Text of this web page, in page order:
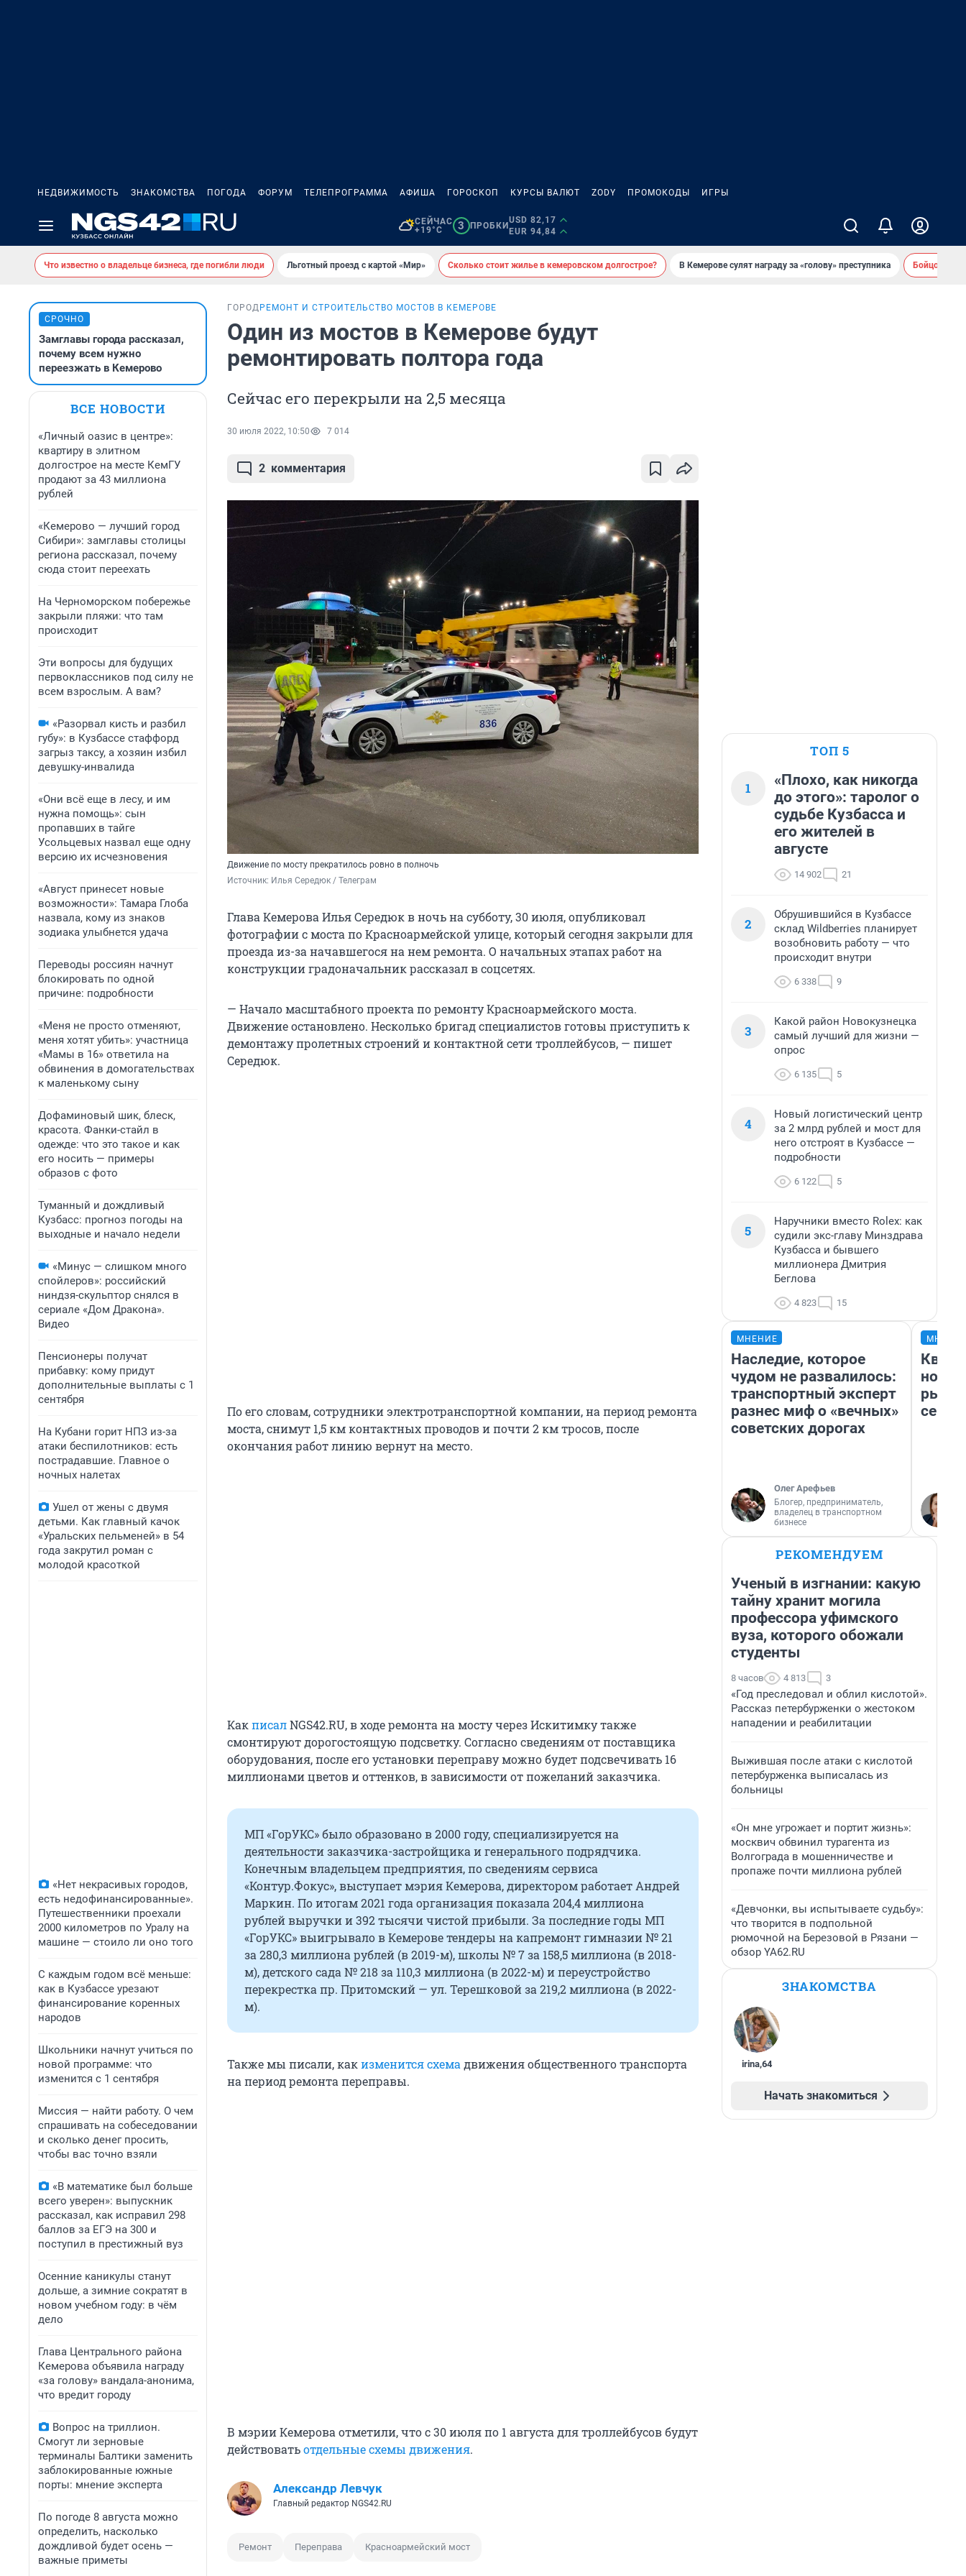
НЕДВИЖИМОСТЬ ЗНАКОМСТВА ПОГОДА ФОРУМ ТЕЛЕПРОГРАММА АФИША ГОРОСКОП КУРСЫ ВАЛЮТ ZODY ПРОМОКОДЫ ИГРЫ
СЕЙЧАС
+19°C
3 ПРОБКИ
USD 82,17
EUR 94,84
Что известно о владельце бизнеса, где погибли люди Льготный проезд с картой «Мир» Сколько стоит жилье в кемеровском долгострое? В Кемерове сулят награду за «голову» преступника Бойцовский
СРОЧНО
Замглавы города рассказал,
почему всем нужно
переезжать в Кемерово
ВСЕ НОВОСТИ
«Личный оазис в центре»:
квартиру в элитном
долгострое на месте КемГУ
продают за 43 миллиона
рублей
«Кемерово — лучший город
Сибири»: замглавы столицы
региона рассказал, почему
сюда стоит переехать
На Черноморском побережье
закрыли пляжи: что там
происходит
Эти вопросы для будущих
первоклассников под силу не
всем взрослым. А вам?
«Разорвал кисть и разбил
губу»: в Кузбассе стаффорд
загрыз таксу, а хозяин избил
девушку-инвалида
«Они всё еще в лесу, и им
нужна помощь»: сын
пропавших в тайге
Усольцевых назвал еще одну
версию их исчезновения
«Август принесет новые
возможности»: Тамара Глоба
назвала, кому из знаков
зодиака улыбнется удача
Переводы россиян начнут
блокировать по одной
причине: подробности
«Меня не просто отменяют,
меня хотят убить»: участница
«Мамы в 16» ответила на
обвинения в домогательствах
к маленькому сыну
Дофаминовый шик, блеск,
красота. Фанки-стайл в
одежде: что это такое и как
его носить — примеры
образов с фото
Туманный и дождливый
Кузбасс: прогноз погоды на
выходные и начало недели
«Минус — слишком много
спойлеров»: российский
ниндзя-скульптор снялся в
сериале «Дом Дракона».
Видео
Пенсионеры получат
прибавку: кому придут
дополнительные выплаты с 1
сентября
На Кубани горит НПЗ из-за
атаки беспилотников: есть
пострадавшие. Главное о
ночных налетах
Ушел от жены с двумя
детьми. Как главный качок
«Уральских пельменей» в 54
года закрутил роман с
молодой красоткой
«Нет некрасивых городов,
есть недофинансированные».
Путешественники проехали
2000 километров по Уралу на
машине — стоило ли оно того
С каждым годом всё меньше:
как в Кузбассе урезают
финансирование коренных
народов
Школьники начнут учиться по
новой программе: что
изменится с 1 сентября
Миссия — найти работу. О чем
спрашивать на собеседовании
и сколько денег просить,
чтобы вас точно взяли
«В математике был больше
всего уверен»: выпускник
рассказал, как исправил 298
баллов за ЕГЭ на 300 и
поступил в престижный вуз
Осенние каникулы станут
дольше, а зимние сократят в
новом учебном году: в чём
дело
Глава Центрального района
Кемерова объявила награду
«за голову» вандала-анонима,
что вредит городу
Вопрос на триллион.
Смогут ли зерновые
терминалы Балтики заменить
заблокированные южные
порты: мнение эксперта
По погоде 8 августа можно
определить, насколько
дождливой будет осень —
важные приметы
ГОРОД РЕМОНТ И СТРОИТЕЛЬСТВО МОСТОВ В КЕМЕРОВЕ
Один из мостов в Кемерове будут
ремонтировать полтора года
Сейчас его перекрыли на 2,5 месяца
30 июля 2022, 10:50 7 014
2 комментария
Движение по мосту прекратилось ровно в полночь
Источник: Илья Середюк / Телеграм
Глава Кемерова Илья Середюк в ночь на субботу, 30 июля, опубликовал
фотографии с моста по Красноармейской улице, который сегодня закрыли для
проезда из-за начавшегося на нем ремонта. О начальных этапах работ на
конструкции градоначальник рассказал в соцсетях.
— Начало масштабного проекта по ремонту Красноармейского моста.
Движение остановлено. Несколько бригад специалистов готовы приступить к
демонтажу пролетных строений и контактной сети троллейбусов, — пишет
Середюк.
По его словам, сотрудники электротранспортной компании, на период ремонта
моста, снимут 1,5 км контактных проводов и почти 2 км тросов, после
окончания работ линию вернут на место.
КакписалNGS42.RU, в ходе ремонта на мосту через Искитимку также
смонтируют дорогостоящую подсветку. Согласно сведениям от поставщика
оборудования, после его установки переправу можно будет подсвечивать 16
миллионами цветов и оттенков, в зависимости от пожеланий заказчика.
МП «ГорУКС» было образовано в 2000 году, специализируется на
деятельности заказчика-застройщика и генерального подрядчика.
Конечным владельцем предприятия, по сведениям сервиса
«Контур.Фокус», выступает мэрия Кемерова, директором работает Андрей
Маркин. По итогам 2021 года организация показала 204,4 миллиона
рублей выручки и 392 тысячи чистой прибыли. За последние годы МП
«ГорУКС» выигрывало в Кемерове тендеры на капремонт гимназии № 21
за 280,3 миллиона рублей (в 2019-м), школы № 7 за 158,5 миллиона (в 2018-
м), детского сада № 218 за 110,3 миллиона (в 2022-м) и переустройство
перекрестка пр. Притомский — ул. Терешковой за 219,2 миллиона (в 2022-
м).
Также мы писали, какизменится схема движения общественного транспорта
на период ремонта переправы.
В мэрии Кемерова отметили, что с 30 июля по 1 августа для троллейбусов будут
действоватьотдельные схемы движения.
Александр Левчук
Главный редактор NGS42.RU
Ремонт Переправа Красноармейский мост
ТОП 5
1
«Плохо, как никогда
до этого»: таролог о
судьбе Кузбасса и
его жителей в
августе
14 902 21
2
Обрушившийся в Кузбассе
склад Wildberries планирует
возобновить работу — что
происходит внутри
6 338 9
3
Какой район Новокузнецка
самый лучший для жизни —
опрос
6 135 5
4
Новый логистический центр
за 2 млрд рублей и мост для
него отстроят в Кузбассе —
подробности
6 122 5
5
Наручники вместо Rolex: как
судили экс-главу Минздрава
Кузбасса и бывшего
миллионера Дмитрия
Беглова
4 823 15
МНЕНИЕ
Наследие, которое
чудом не развалилось:
транспортный эксперт
разнес миф о «вечных»
советских дорогах
Олег Арефьев
Блогер, предприниматель,
владелец в транспортном
бизнесе
но
РЕКОМЕНДУЕМ
Ученый в изгнании: какую
тайну хранит могила
профессора уфимского
вуза, которого обожали
студенты
8 часов 4 813 3
«Год преследовал и облил кислотой».
Рассказ петербурженки о жестоком
нападении и реабилитации
Выжившая после атаки с кислотой
петербурженка выписалась из
больницы
«Он мне угрожает и портит жизнь»:
москвич обвинил турагента из
Волгограда в мошенничестве и
пропаже почти миллиона рублей
«Девчонки, вы испытываете судьбу»:
что творится в подпольной
рюмочной на Березовой в Рязани —
обзор YA62.RU
ЗНАКОМСТВА
irina,64
Начать знакомиться